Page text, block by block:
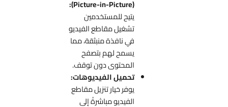
يتيح للمستخدمين
تشغيل مقاطع الفيديو
في نافذة منبثقة، مما
يسمح لهم بتصفح
المحتوى دون توقف.
تحميل الفيديوهات:
يوفر خيار تنزيل مقاطع
الفيديو مباشرةً إلى